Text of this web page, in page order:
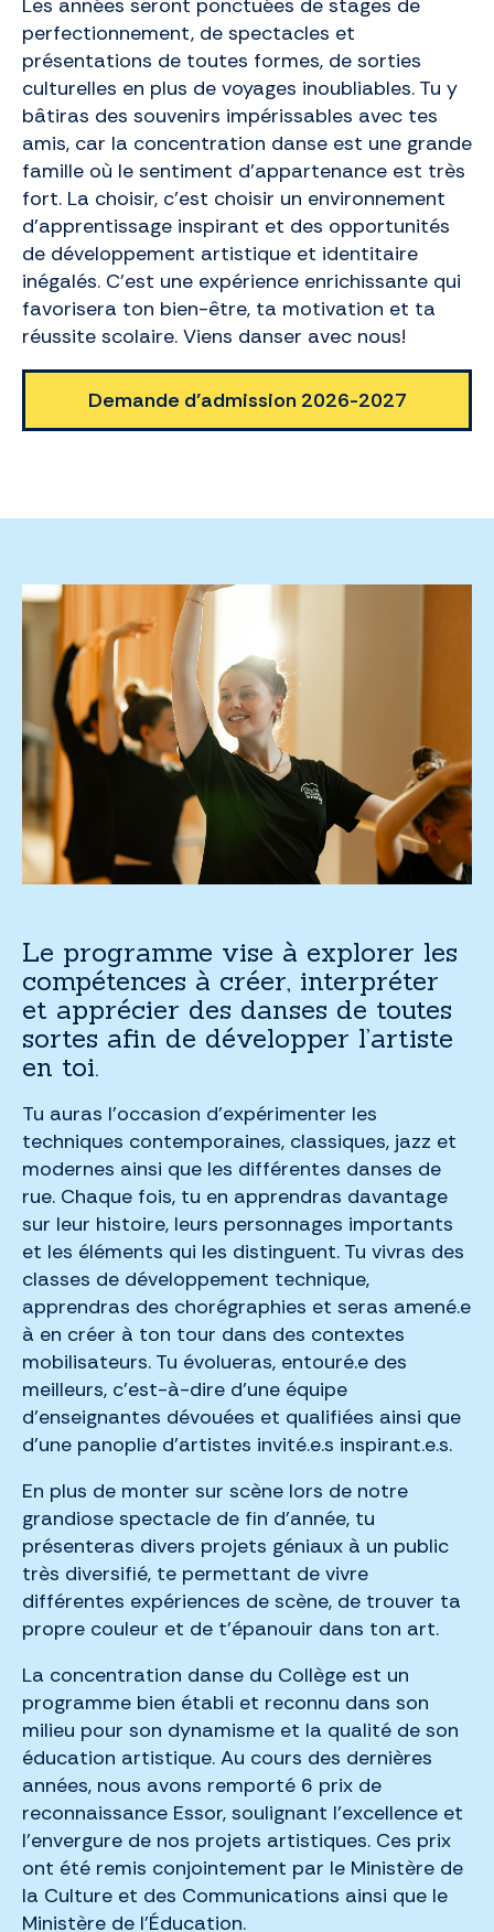
Les années seront ponctuées de stages de
perfectionnement, de spectacles et
présentations de toutes formes, de sorties
culturelles en plus de voyages inoubliables. Tu y
bâtiras des souvenirs impérissables avec tes
amis, car la concentration danse est une grande
famille où le sentiment d’appartenance est très
fort. La choisir, c’est choisir un environnement
d’apprentissage inspirant et des opportunités
de développement artistique et identitaire
inégalés. C’est une expérience enrichissante qui
favorisera ton bien-être, ta motivation et ta
réussite scolaire. Viens danser avec nous!
Demande d’admission 2026-2027
Le programme vise à explorer les
compétences à créer, interpréter
et apprécier des danses de toutes
sortes afin de développer l’artiste
en toi.
Tu auras l’occasion d’expérimenter les
techniques contemporaines, classiques, jazz et
modernes ainsi que les différentes danses de
rue. Chaque fois, tu en apprendras davantage
sur leur histoire, leurs personnages importants
et les éléments qui les distinguent. Tu vivras des
classes de développement technique,
apprendras des chorégraphies et seras amené.e
à en créer à ton tour dans des contextes
mobilisateurs. Tu évolueras, entouré.e des
meilleurs, c’est-à-dire d’une équipe
d’enseignantes dévouées et qualifiées ainsi que
d’une panoplie d’artistes invité.e.s inspirant.e.s.
En plus de monter sur scène lors de notre
grandiose spectacle de fin d’année, tu
présenteras divers projets géniaux à un public
très diversifié, te permettant de vivre
différentes expériences de scène, de trouver ta
propre couleur et de t’épanouir dans ton art.
La concentration danse du Collège est un
programme bien établi et reconnu dans son
milieu pour son dynamisme et la qualité de son
éducation artistique. Au cours des dernières
années, nous avons remporté 6 prix de
reconnaissance Essor, soulignant l’excellence et
l’envergure de nos projets artistiques. Ces prix
ont été remis conjointement par le Ministère de
la Culture et des Communications ainsi que le
Ministère de l’Éducation.